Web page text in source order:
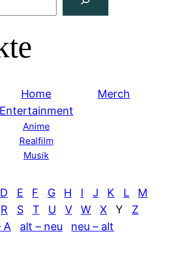
Home
Entertainment
Anime
Realfilm
Musik
Merch
D E F G H I J K L
M
R S T U V W X Y
Z
A alt – neu neu – alt